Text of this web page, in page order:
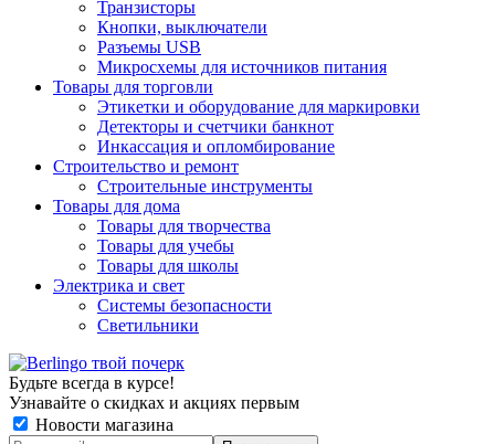
Транзисторы
Кнопки, выключатели
Разъемы USB
Микросхемы для источников питания
Товары для торговли
Этикетки и оборудование для маркировки
Детекторы и счетчики банкнот
Инкассация и опломбирование
Строительство и ремонт
Строительные инструменты
Товары для дома
Товары для творчества
Товары для учебы
Товары для школы
Электрика и свет
Системы безопасности
Светильники
Будьте всегда в курсе!
Узнавайте о скидках и акциях первым
Новости магазина